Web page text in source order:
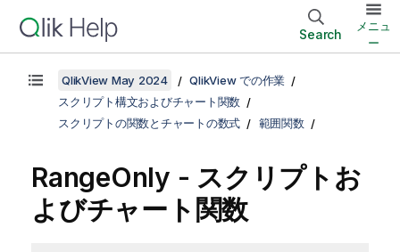
Search
メニュ
ー
QlikView May 2024
QlikView での作業
スクリプト構文およびチャート関数
スクリプトの関数とチャートの数式
範囲関数
RangeOnly - スクリプトお
よびチャート関数